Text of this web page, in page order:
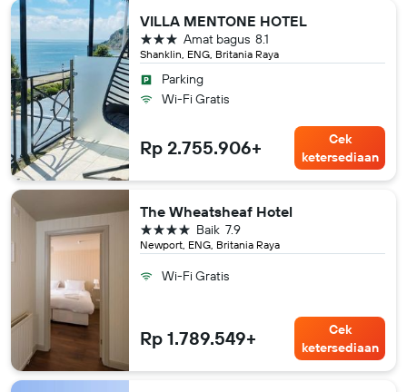
VILLA MENTONE HOTEL
Shanklin, ENG, Britania Raya
8.1
Amat bagus
bintang 3
Parking
Wi-Fi Gratis
Rp 2.755.906+
Cek
ketersediaan
The Wheatsheaf Hotel
Newport, ENG, Britania Raya
7.9
Baik
bintang 4
Wi-Fi Gratis
Rp 1.789.549+
Cek
ketersediaan